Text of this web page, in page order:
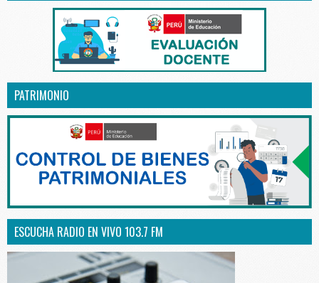
PATRIMONIO
ESCUCHA RADIO EN VIVO 103.7 FM